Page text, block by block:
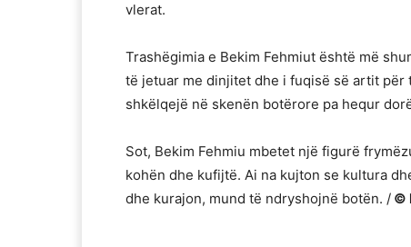
vlerat.
Trashëgimia e Bekim Fehmiut është më
të jetuar me dinjitet dhe i fuqisë së artit
shkëlqejë në skenën botërore pa hequr
Sot, Bekim Fehmiu mbetet një figurë
kohën dhe kufijtë. Ai na kujton se kultura
dhe kurajon, mund të ndryshojnë botën. / ©